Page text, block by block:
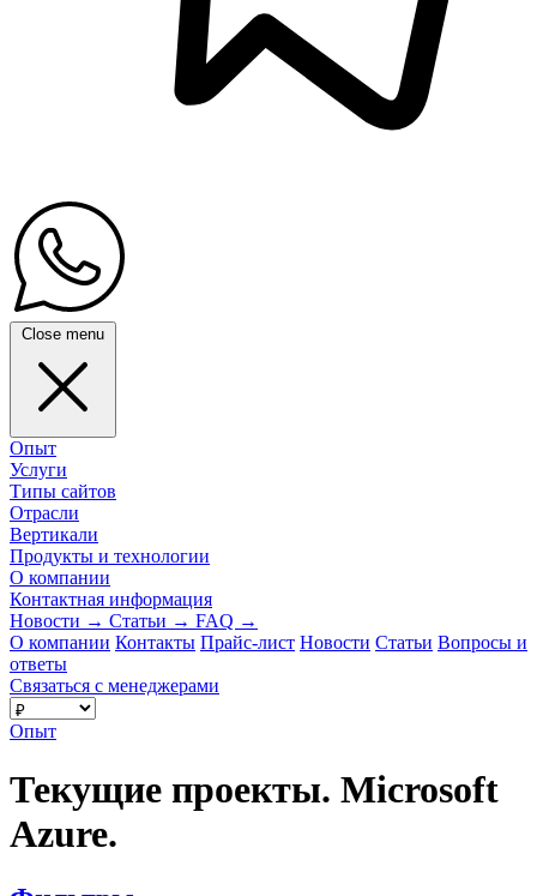
Close menu
Опыт
Услуги
Типы сайтов
Отрасли
Вертикали
Продукты и технологии
О компании
Контактная информация
Новости → Статьи → FAQ →
О компании Контакты Прайс-лист Новости Статьи Вопросы и
ответы
Связаться с менеджерами
Опыт
Текущие проекты. Microsoft
Azure.